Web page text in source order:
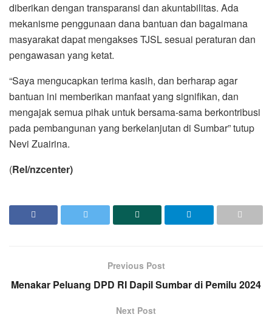
diberikan dengan transparansi dan akuntabilitas. Ada
mekanisme penggunaan dana bantuan dan bagaimana
masyarakat dapat mengakses TJSL sesuai peraturan dan
pengawasan yang ketat.
“Saya mengucapkan terima kasih, dan berharap agar
bantuan ini memberikan manfaat yang signifikan, dan
mengajak semua pihak untuk bersama-sama berkontribusi
pada pembangunan yang berkelanjutan di Sumbar” tutup
Nevi Zuairina.
(Rel/nzcenter)
Previous Post
Menakar Peluang DPD RI Dapil Sumbar di Pemilu 2024
Next Post